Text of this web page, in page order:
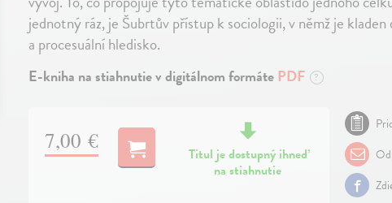
jednotný ráz, je Šubrtův přístup k sociologii, v němž je kladen
a procesuální hledisko.
E-kniha na stiahnutie v digitálnom formátePDF ?
7,00 €
Titul je dostupný ihneď
na stiahnutie